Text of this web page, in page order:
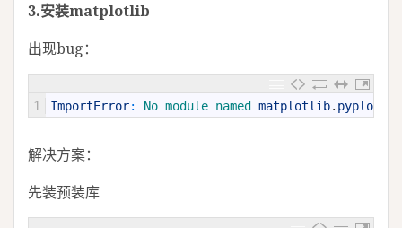
3.安装matplotlib
出现bug：
1 ImportError: No module named matplotlib. pyplot
解决方案：
先装预装库